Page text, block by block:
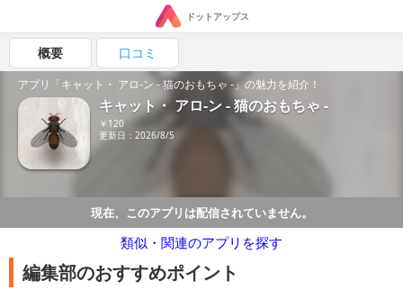
ドットアップス
概要 口コミ
アプリ「キャット・ アロ-ン - 猫のおもちゃ -」の魅力を紹介！
キャット・ アロ-ン - 猫のおもちゃ -
￥120
更新日：2026/8/5
現在、このアプリは配信されていません。
類似・関連のアプリを探す
編集部のおすすめポイント